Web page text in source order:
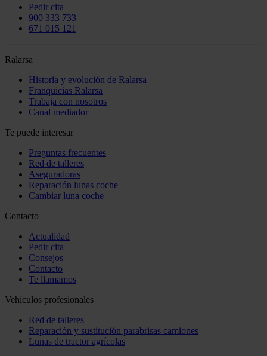
Pedir cita
900 333 733
671 015 121
Ralarsa
Historia y evolución de Ralarsa
Franquicias Ralarsa
Trabaja con nosotros
Canal mediador
Te puede interesar
Preguntas frecuentes
Red de talleres
Aseguradoras
Reparación lunas coche
Cambiar luna coche
Contacto
Actualidad
Pedir cita
Consejos
Contacto
Te llamamos
Vehículos profesionales
Red de talleres
Reparación y sustitución parabrisas camiones
Lunas de tractor agrícolas